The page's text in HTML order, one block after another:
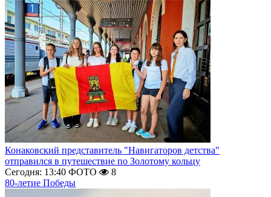
Конаковский представитель "Навигаторов детства"
отправился в путешествие по Золотому кольцу
Сегодня: 13:40 ФОТО
8
80-летие Победы